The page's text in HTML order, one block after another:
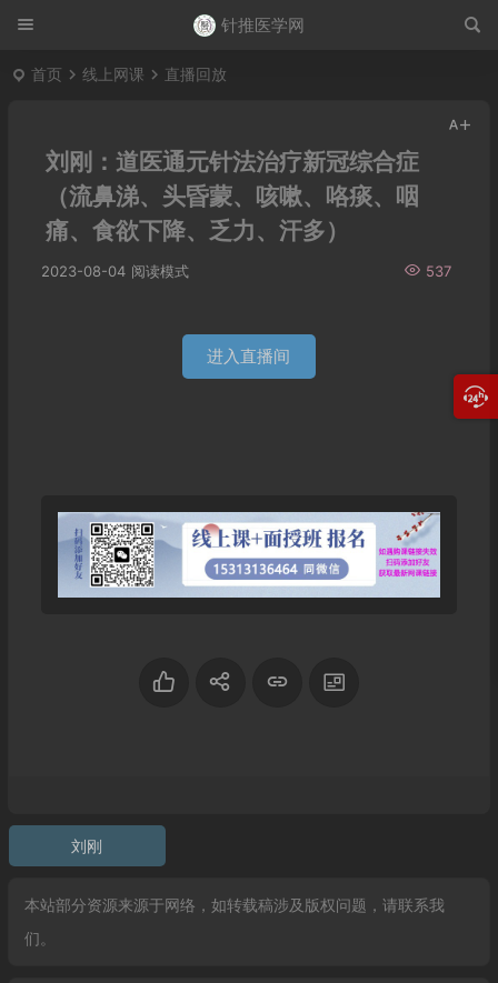
针推医学网
首页 线上网课 直播回放
刘刚：道医通元针法治疗新冠综合症
（流鼻涕、头昏蒙、咳嗽、咯痰、咽
痛、食欲下降、乏力、汗多）
2023-08-04 537
阅读模式
进入直播间
刘刚
本站部分资源来源于网络，如转载稿涉及版权问题，请联系我
们。